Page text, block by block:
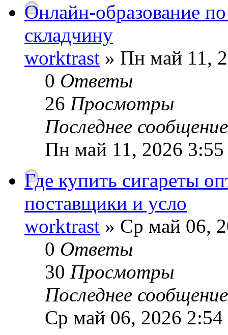
Онлайн-образование
складчину
worktrast » Пн май 11,
0 Ответы
26 Просмотры
Последнее
Пн май 11, 2026 3:55
Где купить сигареты
поставщики и усло
worktrast » Ср май 06,
0 Ответы
30 Просмотры
Последнее
Ср май 06, 2026 2:54